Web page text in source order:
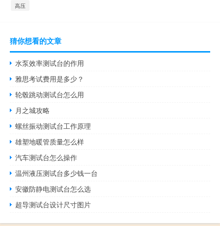
高压
猜你想看的文章
水泵效率测试台的作用
雅思考试费用是多少？
轮毂跳动测试台怎么用
月之城攻略
螺丝振动测试台工作原理
雄塑地暖管质量怎么样
汽车测试台怎么操作
温州液压测试台多少钱一台
安徽防静电测试台怎么选
超导测试台设计尺寸图片